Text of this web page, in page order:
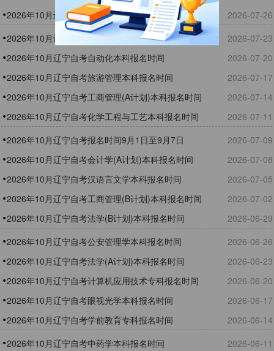
2026年10月辽宁自考人力资源管理本科报名时间
2026-07-26
2026年10月辽宁自考交通运输本科报名时间
2026-07-23
2026年10月辽宁自考自动化本科报名时间
2026-07-20
2026年10月辽宁自考旅游管理本科报名时间
2026-07-17
2026年10月辽宁自考工商管理(A计划)本科报名时间
2026-07-14
2026年10月辽宁自考化学工程与工艺本科报名时间
2026-07-11
2026年10月辽宁自考报名时间9月1日至9月7日
2026-07-09
2026年10月辽宁自考会计学(A计划)本科报名时间
2026-07-08
2026年10月辽宁自考汉语言文学本科报名时间
2026-07-05
2026年10月辽宁自考工商管理(B计划)本科报名时间
2026-07-02
2026年10月辽宁自考法学(B计划)本科报名时间
2026-06-29
2026年10月辽宁自考公安管理学本科报名时间
2026-06-26
2026年10月辽宁自考法学(A计划)本科报名时间
2026-06-23
2026年10月辽宁自考计算机应用技术专科报名时间
2026-06-20
2026年10月辽宁自考眼视光学本科报名时间
2026-06-17
2026年10月辽宁自考学前教育专科报名时间
2026-06-14
2026年10月辽宁自考中药学本科报名时间
2026-06-11